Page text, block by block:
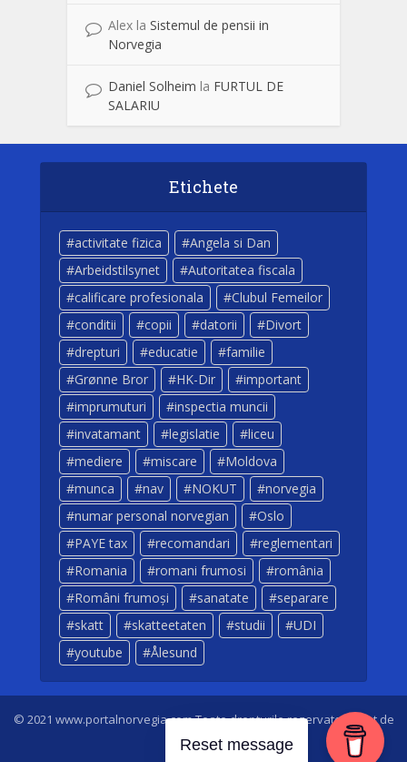
Alex la Sistemul de pensii in
Norvegia
Daniel Solheim la FURTUL DE
SALARIU
Etichete
activitate fizica
Angela si Dan
Arbeidstilsynet
Autoritatea fiscala
calificare profesionala
Clubul Femeilor
conditii
copii datorii
Divort
drepturi
educatie
familie
Grønne Bror
HK-Dir
important
imprumuturi
inspectia muncii
invatamant
legislatie
liceu
mediere
miscare
Moldova
munca
nav NOKUT
norvegia
numar personal norvegian
Oslo
PAYE tax
recomandari
reglementari
Romania
romani frumosi
românia
Români frumoși
sanatate
separare
skatt
skatteetaten studii
UDI
youtube
Ålesund
© 2021 www.portalnorvegia.com Toate drepturile rezervate. Creat de
Dan Sarbei
Reset message